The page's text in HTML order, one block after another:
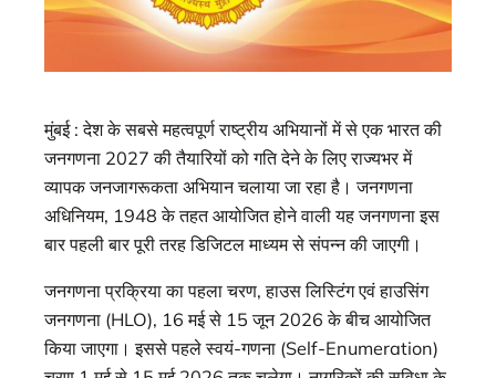
मुंबई : देश के सबसे महत्वपूर्ण राष्ट्रीय अभियानों में से एक भारत की
जनगणना 2027 की तैयारियों को गति देने के लिए राज्यभर में
व्यापक जनजागरूकता अभियान चलाया जा रहा है। जनगणना
अधिनियम, 1948 के तहत आयोजित होने वाली यह जनगणना इस
बार पहली बार पूरी तरह डिजिटल माध्यम से संपन्न की जाएगी।
जनगणना प्रक्रिया का पहला चरण, हाउस लिस्टिंग एवं हाउसिंग
जनगणना (HLO), 16 मई से 15 जून 2026 के बीच आयोजित
किया जाएगा। इससे पहले स्वयं-गणना (Self-Enumeration)